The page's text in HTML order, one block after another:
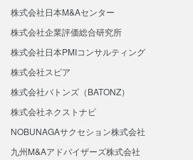
株式会社日本M&Aセンター
株式会社企業評価総合研究所
株式会社日本PMIコンサルティング
株式会社スピア
株式会社バトンズ（BATONZ）
株式会社ネクストナビ
NOBUNAGAサクセション株式会社
九州M&Aアドバイザーズ株式会社